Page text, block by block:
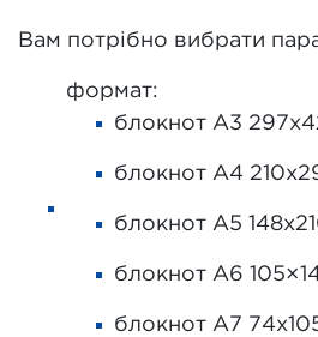
Вам потрібно вибрати
формат:
блокнот А3
блокнот А4
блокнот А5
блокнот А6
блокнот А7